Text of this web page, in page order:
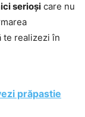
serioși care nu
te realizezi în
prăpastie